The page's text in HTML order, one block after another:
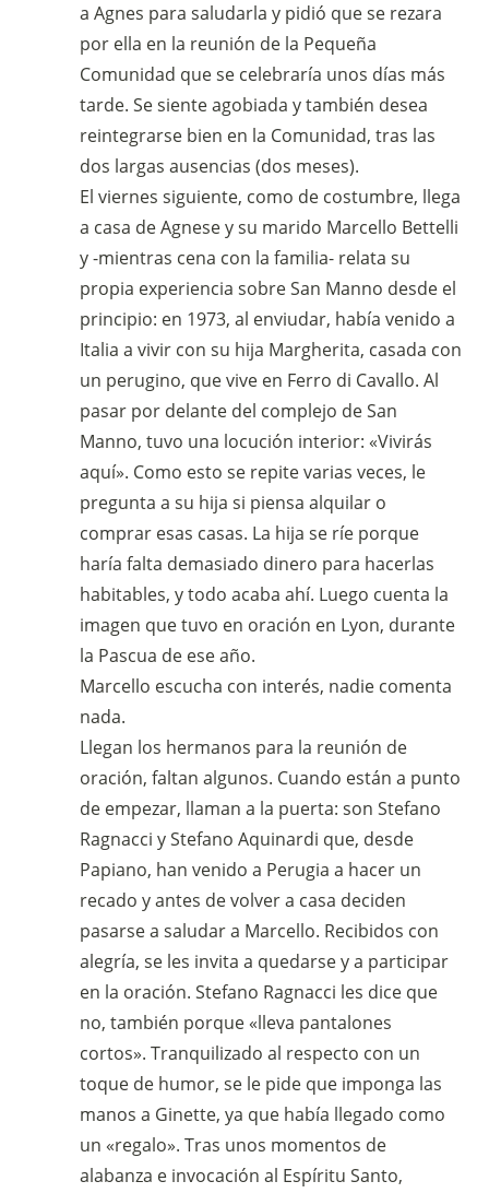
a Agnes para saludarla y pidió que se rezara
por ella en la reunión de la Pequeña
Comunidad que se celebraría unos días más
tarde. Se siente agobiada y también desea
reintegrarse bien en la Comunidad, tras las
dos largas ausencias (dos meses).
El viernes siguiente, como de costumbre, llega
a casa de Agnese y su marido Marcello Bettelli
y -mientras cena con la familia- relata su
propia experiencia sobre San Manno desde el
principio: en 1973, al enviudar, había venido a
Italia a vivir con su hija Margherita, casada con
un perugino, que vive en Ferro di Cavallo. Al
pasar por delante del complejo de San
Manno, tuvo una locución interior: «Vivirás
aquí». Como esto se repite varias veces, le
pregunta a su hija si piensa alquilar o
comprar esas casas. La hija se ríe porque
haría falta demasiado dinero para hacerlas
habitables, y todo acaba ahí. Luego cuenta la
imagen que tuvo en oración en Lyon, durante
la Pascua de ese año.
Marcello escucha con interés, nadie comenta
nada.
Llegan los hermanos para la reunión de
oración, faltan algunos. Cuando están a punto
de empezar, llaman a la puerta: son Stefano
Ragnacci y Stefano Aquinardi que, desde
Papiano, han venido a Perugia a hacer un
recado y antes de volver a casa deciden
pasarse a saludar a Marcello. Recibidos con
alegría, se les invita a quedarse y a participar
en la oración. Stefano Ragnacci les dice que
no, también porque «lleva pantalones
cortos». Tranquilizado al respecto con un
toque de humor, se le pide que imponga las
manos a Ginette, ya que había llegado como
un «regalo». Tras unos momentos de
alabanza e invocación al Espíritu Santo,